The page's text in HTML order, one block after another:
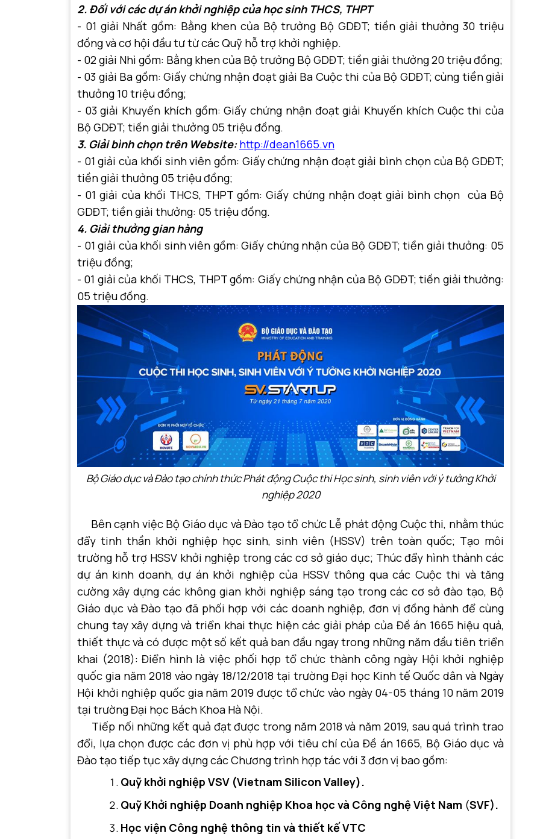
2. Đối với các dự án khởi nghiệp của học sinh THCS, THPT
- 01 giải Nhất gồm: Bằng khen của Bộ trưởng Bộ GDĐT; tiền giải thưởng 30 triệu
đồng và cơ hội đầu tư từ các Quỹ hỗ trợ khởi nghiệp.
- 02 giải Nhì gồm: Bằng khen của Bộ trưởng Bộ GDĐT; tiền giải thưởng 20 triệu đồng;
- 03 giải Ba gồm: Giấy chứng nhận đoạt giải Ba Cuộc thi của Bộ GDĐT; cùng tiền giải
thưởng 10 triệu đồng;
- 03 giải Khuyến khích gồm: Giấy chứng nhận đoạt giải Khuyến khích Cuộc thi của
Bộ GDĐT; tiền giải thưởng 05 triệu đồng.
3. Giải bình chọn trên Website:http://dean1665.vn
- 01 giải của khối sinh viên gồm: Giấy chứng nhận đoạt giải bình chọn của Bộ GDĐT;
tiền giải thưởng 05 triệu đồng;
- 01 giải của khối THCS, THPT gồm:Giấy chứng nhận đoạt giải bình chọn của Bộ
GDĐT; tiền giải thưởng: 05 triệu đồng.
4. Giải thưởng gian hàng
- 01 giải của khối sinh viên gồm: Giấy chứng nhận của Bộ GDĐT; tiền giải thưởng: 05
triệu đồng;
- 01 giải của khối THCS, THPT gồm: Giấy chứng nhận của Bộ GDĐT; tiền giải thưởng:
05 triệu đồng.
Bộ Giáo dục và Đào tạo chính thức Phát động Cuộc thi Học sinh, sinh viên với ý tưởng Khởi
nghiệp 2020
Bên cạnh việc Bộ Giáo dục và Đào tạo tổ chức Lễ phát động Cuộc thi, nhằm thúc
đẩy tinh thần khởi nghiệp học sinh, sinh viên (HSSV) trên toàn quốc; Tạo môi
trường hỗ trợ HSSV khởi nghiệp trong các cơ sở giáo dục; Thúc đẩy hình thành các
dự án kinh doanh, dự án khởi nghiệp của HSSV thông qua các Cuộc thi và tăng
cường xây dựng các không gian khởi nghiệp sáng tạo trong các cơ sở đào tạo, Bộ
Giáo dục và Đào tạo đã phối hợp với các doanh nghiệp, đơn vị đồng hành để cùng
chung tay xây dựng và triển khai thực hiện các giải pháp của Đề án 1665 hiệu quả,
thiết thực và có được một số kết quả ban đầu ngay trong những năm đầu tiên triển
khai (2018):Điển hình là việc phối hợp tổ chức thành công ngày Hội khởi nghiệp
quốc gia năm 2018 vào ngày 18/12/2018 tại trường Đại học Kinh tế Quốc dân và Ngày
Hội khởi nghiệp quốc gia năm 2019 được tổ chức vào ngày 04-05 tháng 10 năm 2019
tại trường Đại học Bách Khoa Hà Nội.
Tiếp nối những kết quả đạt được trong năm 2018 và năm 2019, sau quá trình trao
đổi, lựa chọn được các đơn vị phù hợp với tiêu chí của Đề án 1665, Bộ Giáo dục và
Đào tạo tiếp tục xây dựng các Chương trình hợp tác với 3 đơn vị bao gồm:
Quỹ khởi nghiệp VSV (Vietnam Silicon Valley).
Quỹ Khởi nghiệp Doanh nghiệp Khoa học và Công nghệ Việt Nam (SVF).
Học viện Công nghệ thông tin và thiết kế VTC